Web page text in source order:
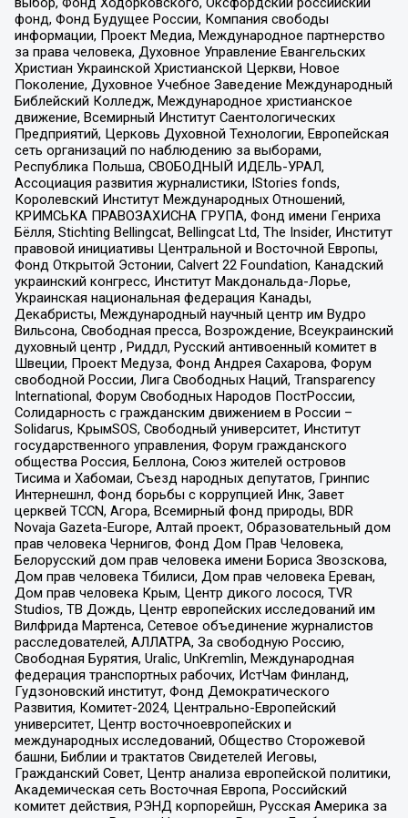
фонд, Фонд Будущее России, Компания свободы
информации, Проект Медиа, Международное партнерство
за права человека, Духовное Управление Евангельских
Христиан Украинской Христианской Церкви, Новое
Поколение, Духовное Учебное Заведение Международный
Библейский Колледж, Международное христианское
движение, Всемирный Институт Саентологических
Предприятий, Церковь Духовной Технологии, Европейская
сеть организаций по наблюдению за выборами,
Республика Польша, СВОБОДНЫЙ ИДЕЛЬ-УРАЛ,
Ассоциация развития журналистики, IStories fonds,
Королевский Институт Международных Отношений,
КРИМСЬКА ПРАВОЗАХИСНА ГРУПА, Фонд имени Генриха
Бёлля, Stichting Bellingcat, Bellingcat Ltd, The Insider, Институт
правовой инициативы Центральной и Восточной Европы,
Фонд Открытой Эстонии, Calvert 22 Foundation, Канадский
украинский конгресс, Институт Макдональда-Лорье,
Украинская национальная федерация Канады,
Декабристы, Международный научный центр им Вудро
Вильсона, Свободная пресса, Возрождение, Всеукраинский
духовный центр , Риддл, Русский антивоенный комитет в
Швеции, Проект Медуза, Фонд Андрея Сахарова, Форум
свободной России, Лига Свободных Наций, Transparеncy
International, Форум Свободных Народов ПостРоссии,
Солидарность с гражданским движением в России –
Solidarus, КрымSOS, Свободный университет, Институт
государственного управления, Форум гражданского
общества Россия, Беллона, Союз жителей островов
Тисима и Хабомаи, Съезд народных депутатов, Гринпис
Интернешнл, Фонд борьбы с коррупцией Инк, Завет
церквей TCCN, Агора, Всемирный фонд природы, BDR
Novaja Gazeta-Europe, Алтай проект, Образовательный дом
прав человека Чернигов, Фонд Дом Прав Человека,
Белорусский дом прав человека имени Бориса Звозскова,
Дом прав человека Тбилиси, Дом прав человека Ереван,
Дом прав человека Крым, Центр дикого лосося, TVR
Studios, ТВ Дождь, Центр европейских исследований им
Вилфрида Мартенса, Сетевое объединение журналистов
расследователей, АЛЛАТРА, За свободную Россию,
Свободная Бурятия, Uralic, UnKremlin, Международная
федерация транспортных рабочих, ИстЧам Финланд,
Гудзоновский институт, Фонд Демократического
Развития, Комитет-2024, Центрально-Европейский
университет, Центр восточноевропейских и
международных исследований, Общество Сторожевой
башни, Библии и трактатов Свидетелей Иеговы,
Гражданский Совет, Центр анализа европейской политики,
Академическая сеть Восточная Европа, Российский
комитет действия, РЭНД корпорейшн, Русская Америка за